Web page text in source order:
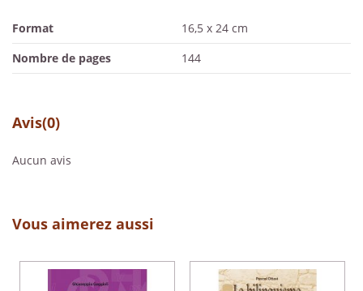
Format
16,5 x 24 cm
Nombre de pages
144
Avis(0)
Aucun avis
Vous aimerez aussi